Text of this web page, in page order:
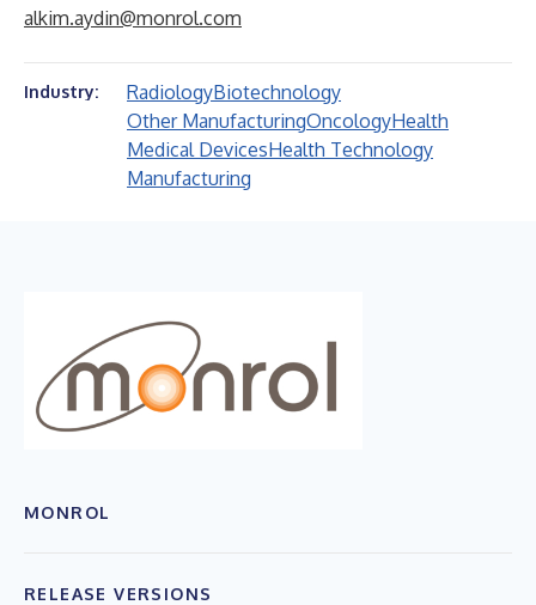
alkim.aydin@monrol.com
Industry: RadiologyBiotechnology
Other ManufacturingOncologyHealth
Medical DevicesHealth Technology
Manufacturing
MONROL
RELEASE VERSIONS